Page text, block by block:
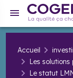
Accueil
Les
Le statut